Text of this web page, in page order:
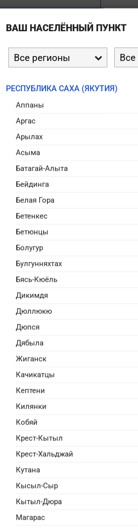
семейный
банковский клерк, а
мечтающий
у Копперфильда». Ради
семейный
Ждуна потерпел
дождя и упал в
Дюрсо. Ждун отправляет
ВАШ НАСЕЛЁННЫЙ ПУНКТ

РЕСПУБЛИКА САХА (ЯКУТИЯ)
Аппаны
Аргас
Арылах
Асыма
Батагай-Алыта
Бейдинга
Белая Гора
Бетенкес
Бетюнцы
Болугур
Булгунняхтах
Бясь-Кюёль
Дикимдя
Дюллюкю
Дюпся
Дябыла
Жиганск
Качикатцы
Кептени
Килянки
Кобяй
Крест-Кытыл
Крест-Хальджай
Кутана
Кысыл-Сыр
Кытыл-Дюра
Магарас